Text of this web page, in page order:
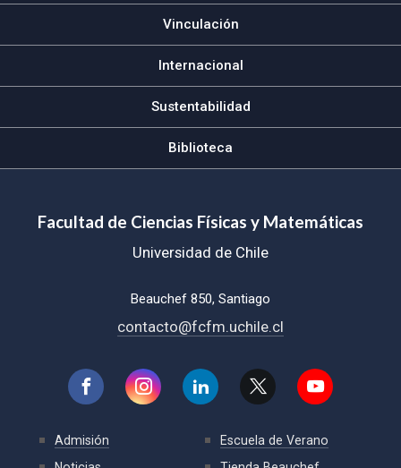
Vinculación
Internacional
Sustentabilidad
Biblioteca
Facultad de Ciencias Físicas y Matemáticas
Universidad de Chile
Beauchef 850, Santiago
contacto@fcfm.uchile.cl
Admisión
Escuela de Verano